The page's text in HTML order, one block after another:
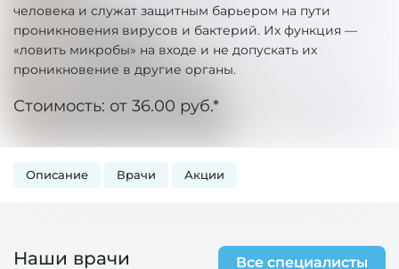
человека и служат защитным барьером на пути
проникновения вирусов и бактерий. Их функция —
«ловить микробы» на входе и не допускать их
проникновение в другие органы.
Стоимость: от 36.00 руб.*
Описание Врачи Акции
Наши врачи Все специалисты